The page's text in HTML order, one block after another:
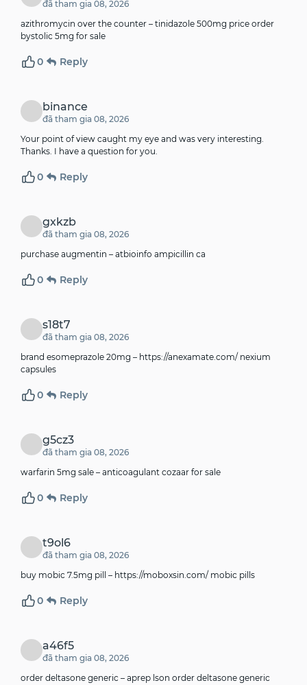
đã tham gia 08, 2026
azithromycin over the counter – tinidazole 500mg price order
bystolic 5mg for sale
0 Reply
binance
đã tham gia 08, 2026
Your point of view caught my eye and was very interesting.
Thanks. I have a question for you.
0 Reply
gxkzb
đã tham gia 08, 2026
purchase augmentin – atbioinfo ampicillin ca
0 Reply
s18t7
đã tham gia 08, 2026
brand esomeprazole 20mg – https://anexamate.com/ nexium
capsules
0 Reply
g5cz3
đã tham gia 08, 2026
warfarin 5mg sale – anticoagulant cozaar for sale
0 Reply
t9ol6
đã tham gia 08, 2026
buy mobic 7.5mg pill – https://moboxsin.com/ mobic pills
0 Reply
a46f5
đã tham gia 08, 2026
order deltasone generic – aprep lson order deltasone generic